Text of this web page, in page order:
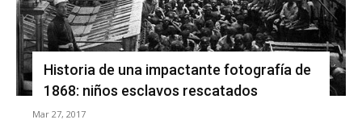
Historia de una impactante fotografía de
1868: niños esclavos rescatados
Mar 27, 2017